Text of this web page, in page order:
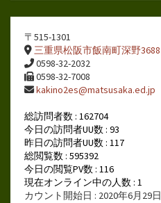
〒515-1301
三重県松阪市飯南町深野3688
0598-32-2032
0598-32-7008
kakino2es@matsusaka.ed.jp
総訪問者数 : 162704
今日の訪問者UU数 : 93
昨日の訪問者UU数 : 117
総閲覧数 : 595392
今日の閲覧PV数 : 116
現在オンライン中の人数 : 1
カウント開始日 : 2020年6月29日